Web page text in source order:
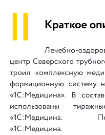
|| Краткое
Лечебно-
центр Северского
тро­ил ком­плек­сную
фор­ма­ци­он­ную си­сте­му
«1С:Медицина». В
ис­поль­зо­ва­ны
«1С:Медицина.
«1С:Медицина.